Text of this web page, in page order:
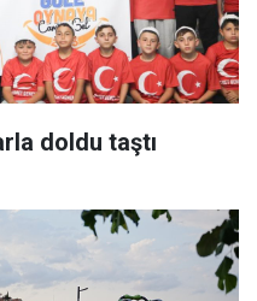
doldu taştı